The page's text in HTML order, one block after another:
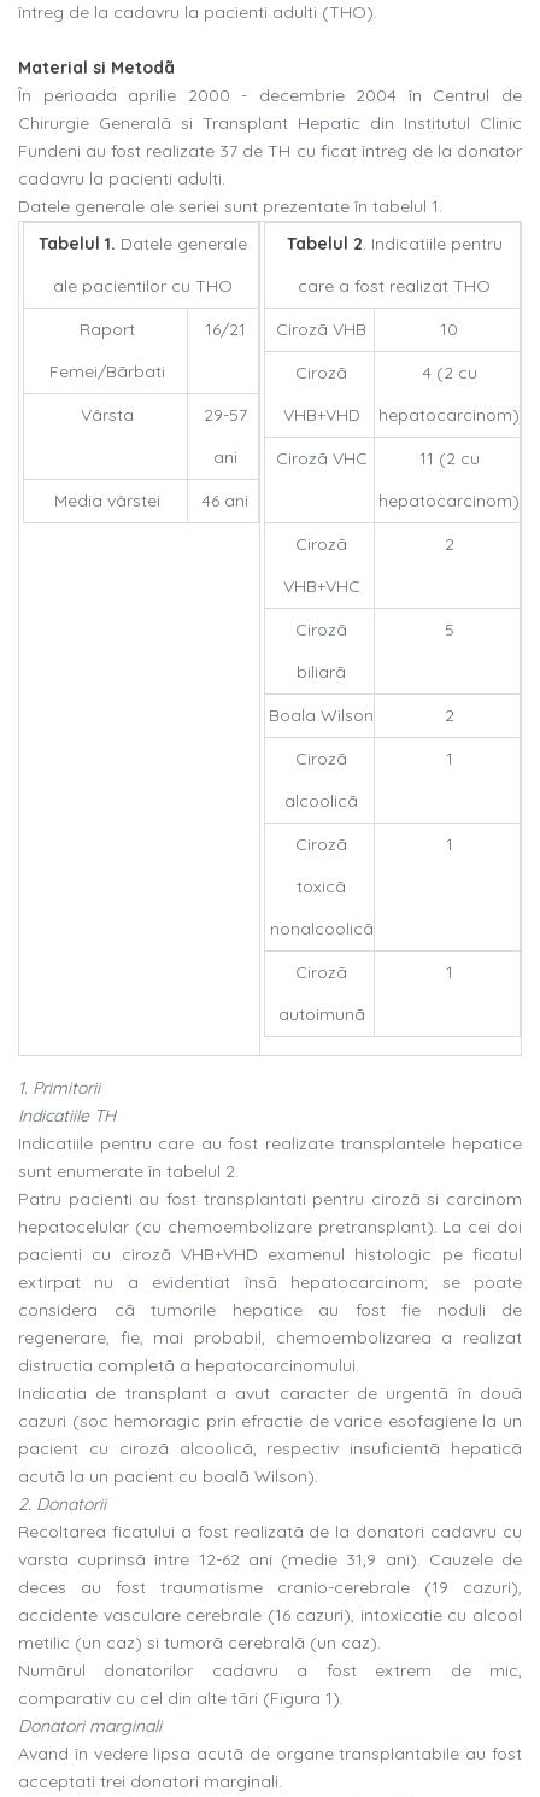
întreg de la cadavru la pacienti adulti (THO).
Material si Metodã
În perioada aprilie 2000 - decembrie 2004 în Centrul de
Chirurgie Generalã si Transplant Hepatic din Institutul Clinic
Fundeni au fost realizate 37 de TH cu ficat întreg de la donator
cadavru la pacienti adulti.
Datele generale ale seriei sunt prezentate în tabelul 1.
Tabelul 1. Datele generale
ale pacientilor cu THO
Raport
Femei/Bãrbati
16/21
Vârsta
29-57
ani
Media vârstei
46 ani
Tabelul 2. Indicatiile pentru
care a fost realizat THO
Cirozã VHB
10
Cirozã
VHB+VHD
4 (2 cu
hepatocarcinom)
Cirozã VHC
11 (2 cu
hepatocarcinom)
Cirozã
VHB+VHC
2
Cirozã
biliarã
5
Boala Wilson
2
Cirozã
alcoolicã
1
Cirozã
toxicã
nonalcoolicã
1
Cirozã
autoimunã
1
1. Primitorii
Indicatiile TH
Indicatiile pentru care au fost realizate transplantele hepatice
sunt enumerate în tabelul 2.
Patru pacienti au fost transplantati pentru cirozã si carcinom
hepatocelular (cu chemoembolizare pretransplant). La cei doi
pacienti cu cirozã VHB+VHD examenul histologic pe ficatul
extirpat nu a evidentiat însã hepatocarcinom; se poate
considera cã tumorile hepatice au fost fie noduli de
regenerare, fie, mai probabil, chemoembolizarea a realizat
distructia completã a hepatocarcinomului.
Indicatia de transplant a avut caracter de urgentã în douã
cazuri (soc hemoragic prin efractie de varice esofagiene la un
pacient cu cirozã alcoolicã, respectiv insuficientã hepaticã
acutã la un pacient cu boalã Wilson).
2. Donatorii
Recoltarea ficatului a fost realizatã de la donatori cadavru cu
varsta cuprinsã între 12-62 ani (medie 31,9 ani). Cauzele de
deces au fost traumatisme cranio-cerebrale (19 cazuri),
accidente vasculare cerebrale (16 cazuri), intoxicatie cu alcool
metilic (un caz) si tumorã cerebralã (un caz).
Numãrul donatorilor cadavru a fost extrem de mic,
comparativ cu cel din alte tãri (Figura 1).
Donatori marginali
Avand în vedere lipsa acutã de organe transplantabile au fost
acceptati trei donatori marginali.